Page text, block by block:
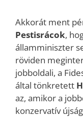
Akkorát ment
Pestisrácok,
államminiszter
röviden
jobboldali, a
által tönkretett
az, amikor a
konzervatív